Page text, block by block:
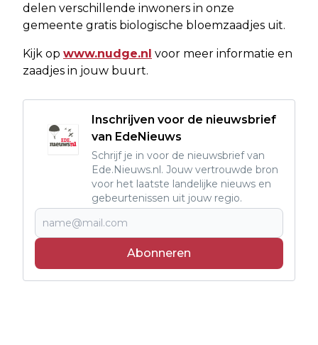
delen verschillende inwoners in onze
gemeente gratis biologische bloemzaadjes uit.
Kijk op www.nudge.nl voor meer informatie en
zaadjes in jouw buurt.
Inschrijven voor de nieuwsbrief
van EdeNieuws
Schrijf je in voor de nieuwsbrief van
Ede.Nieuws.nl. Jouw vertrouwde bron
voor het laatste landelijke nieuws en
gebeurtenissen uit jouw regio.
Abonneren